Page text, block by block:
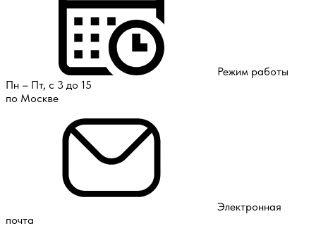
Режим работы
Пн – Пт, с 3 до 15
по Москве
Электронная
почта